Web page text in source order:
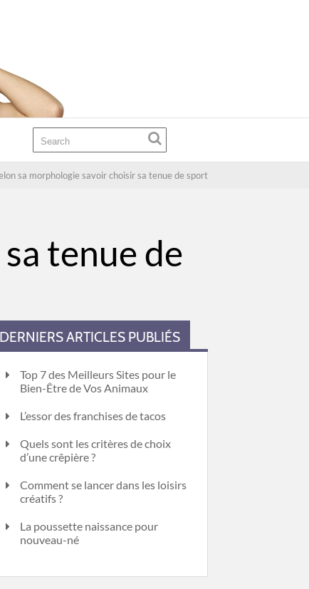
sa morphologie savoir choisir sa tenue de sport
tenue de
DERNIERS ARTICLES PUBLIÉS
Top 7 des Meilleurs Sites pour le
Bien-Être de Vos Animaux
L’essor des franchises de tacos
Quels sont les critères de choix
d’une crêpière ?
Comment se lancer dans les loisirs
créatifs ?
La poussette naissance pour
nouveau-né